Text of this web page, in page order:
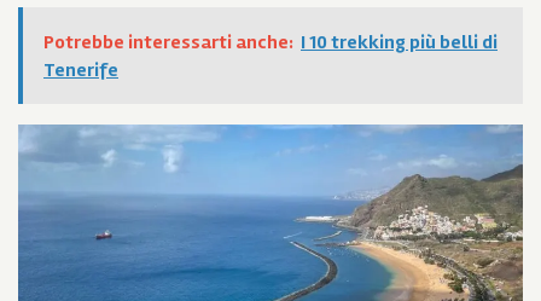
Potrebbe interessarti anche: I 10 trekking più belli di
Tenerife